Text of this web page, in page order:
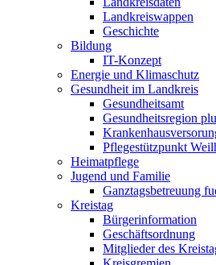
Landkreiswappen
Geschichte
Bildung
IT-Konzept
Energie und Klimaschutz
Gesundheit im Landkreis
Gesundheitsamt
Gesundheitsregion
Pflegestützpunkt
Heimatpflege
Jugend und Familie
Ganztagsbetreuung
Kreistag
Bürgerinformation
Geschäftsordnung
Mitglieder des